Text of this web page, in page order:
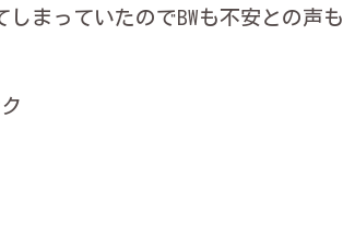
まっていたのでBWも不安との声も